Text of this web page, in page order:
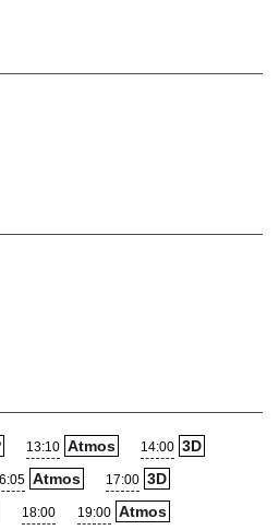
13:10 Atmos 14:00 3D
Atmos 17:00 3D
18:00 19:00 Atmos